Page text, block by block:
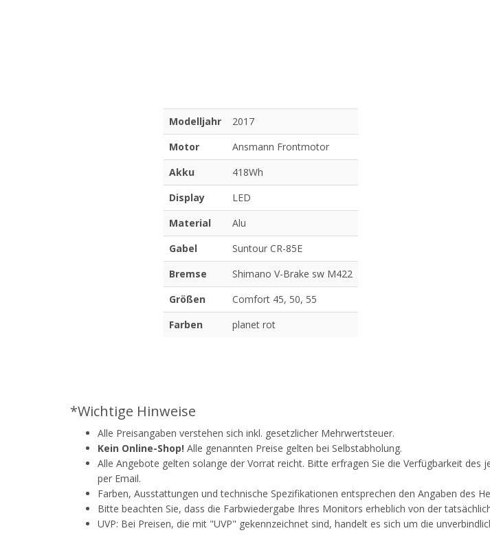
Modelljahr
2017
Motor
Ansmann Frontmotor
Akku
418Wh
Display
LED
Material
Alu
Gabel
Suntour CR-85E
Bremse
Shimano V-Brake sw M422
Größen
Comfort 45, 50, 55
Farben
planet rot
*Wichtige Hinweise
Alle Preisangaben verstehen sich inkl. gesetzlicher Mehrwertsteuer.
Kein Online-Shop! Alle genannten Preise gelten bei Selbstabholung.
Alle Angebote gelten solange der Vorrat reicht. Bitte erfragen Sie die Verfügbarkeit
per Email.
Farben, Ausstattungen und technische Spezifikationen entsprechen den Angaben des
Bitte beachten Sie, dass die Farbwiedergabe Ihres Monitors erheblich von der
UVP: Bei Preisen, die mit "UVP" gekennzeichnet sind, handelt es sich um die